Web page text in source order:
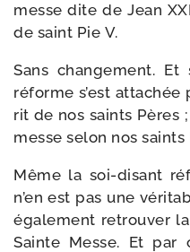
messe dite de Jean
de saint Pie V.
Sans chan­ge­ment.
réforme s’est
rit de nos saints Pères
messe selon nos saints
Même la soi-​disant
n’en est pas une
éga­le­ment retrou­ver
Sainte Messe. Et par